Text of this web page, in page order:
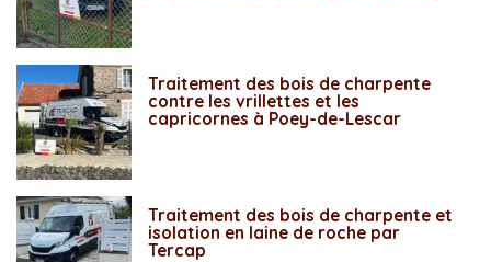
Traitement des bois de charpente
contre les vrillettes et les
capricornes à Poey-de-Lescar
Traitement des bois de charpente et
isolation en laine de roche par
Tercap